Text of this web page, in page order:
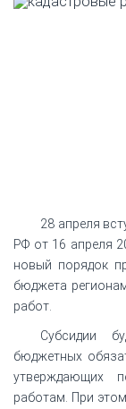
28 апреля
РФ от 16 апреля
новый порядок
бюджета
работ.
Субсидии
бюджетных
утверждающих
работам. При